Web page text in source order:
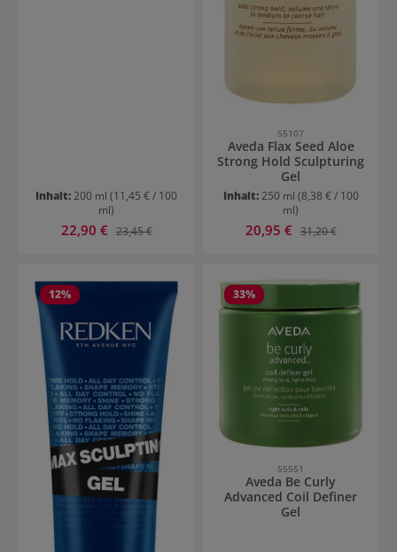
Inhalt:200 ml (11,45 € / 100
ml)
Verkaufspreis:
22,90 € Regulärer Preis:
23,45 €
55107
Aveda Flax Seed Aloe
Strong Hold Sculpturing
Gel
Inhalt:250 ml (8,38 € / 100
ml)
Verkaufspreis:
20,95 € Regulärer Preis:
31,20 €
12% 33%
55551
Aveda Be Curly
Advanced Coil Definer
Gel